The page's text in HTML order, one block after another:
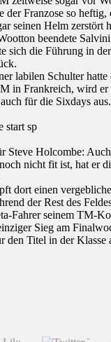
der Franzose so heftig,
seinen Helm zerstört
beendete
sich die Führung in
labilen Schulter hatte
in Frankreich, wird er
für die Sixdays aus.
Steve Holcombe:
nicht fit ist, hat er
dort einen
der Rest des
Fahrer seinem TM-
Sieg am
den Titel in der Klasse